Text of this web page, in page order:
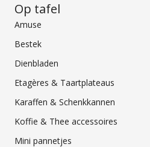
Op tafel
Amuse
Bestek
Dienbladen
Etagères & Taartplateaus
Karaffen & Schenkkannen
Koffie & Thee accessoires
Mini pannetjes